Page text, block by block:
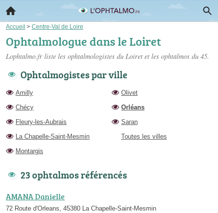
Accueil > Centre-Val de Loire
Ophtalmologue dans le Loiret
Lophtalmo.fr liste les ophtalmologistes du Loiret et les ophtalmos du 45.
Ophtalmogistes par ville
Amilly
Chécy
Fleury-les-Aubrais
La Chapelle-Saint-Mesmin
Montargis
Olivet
Orléans
Saran
Toutes les villes
23 ophtalmos référencés
AMANA Danielle
72 Route d'Orleans, 45380 La Chapelle-Saint-Mesmin